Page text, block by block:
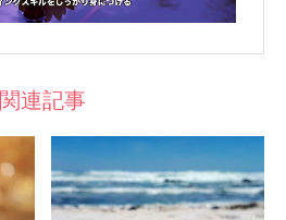
関連記事